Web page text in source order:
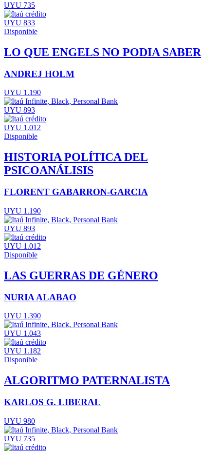
UYU 735
UYU 833
Disponible
LO QUE ENGELS NO PODIA SABER
ANDREJ HOLM
UYU 1.190
UYU 893
UYU 1.012
Disponible
HISTORIA POLÍTICA DEL
PSICOANÁLISIS
FLORENT GABARRON-GARCIA
UYU 1.190
UYU 893
UYU 1.012
Disponible
LAS GUERRAS DE GÉNERO
NURIA ALABAO
UYU 1.390
UYU 1.043
UYU 1.182
Disponible
ALGORITMO PATERNALISTA
KARLOS G. LIBERAL
UYU 980
UYU 735